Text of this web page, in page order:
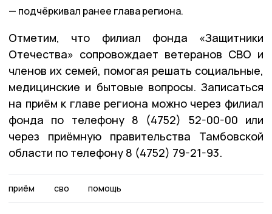
подчёркивал ранее глава региона.
Отметим, что филиал фонда «Защитники
Отечества» сопровождает ветеранов СВО и
членов их семей, помогая решать социальные,
медицинские и бытовые вопросы. Записаться
на приём к главе региона можно через филиал
фонда по телефону 8 (4752) 52-00-00 или
через приёмную правительства Тамбовской
области по телефону 8 (4752) 79-21-93.
приём сво помощь